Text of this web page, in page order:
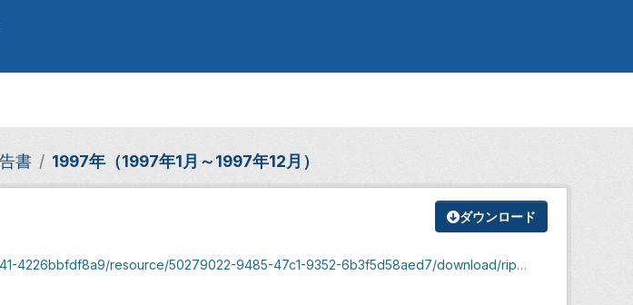
書 1997年（1997年1月～1997年12月）
ダウンロード
resource/50279022-9485-47c1-9352-6b3f5d58aed7/download/ripepo_1997.pdf